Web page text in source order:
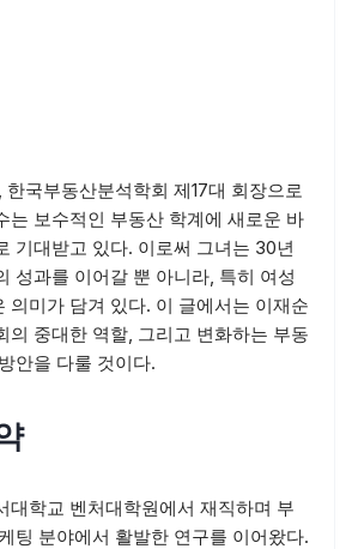
한국부동산분석학회 제17대 회장으로
는 보수적인 부동산 학계에 새로운 바
기대받고 있다. 이로써 그녀는 30년
성과를 이어갈 뿐 아니라, 특히 여성
의미가 담겨 있다. 이 글에서는 이재순
의 중대한 역할, 그리고 변화하는 부동
안을 다룰 것이다.
대학교 벤처대학원에서 재직하며 부
팅 분야에서 활발한 연구를 이어왔다.